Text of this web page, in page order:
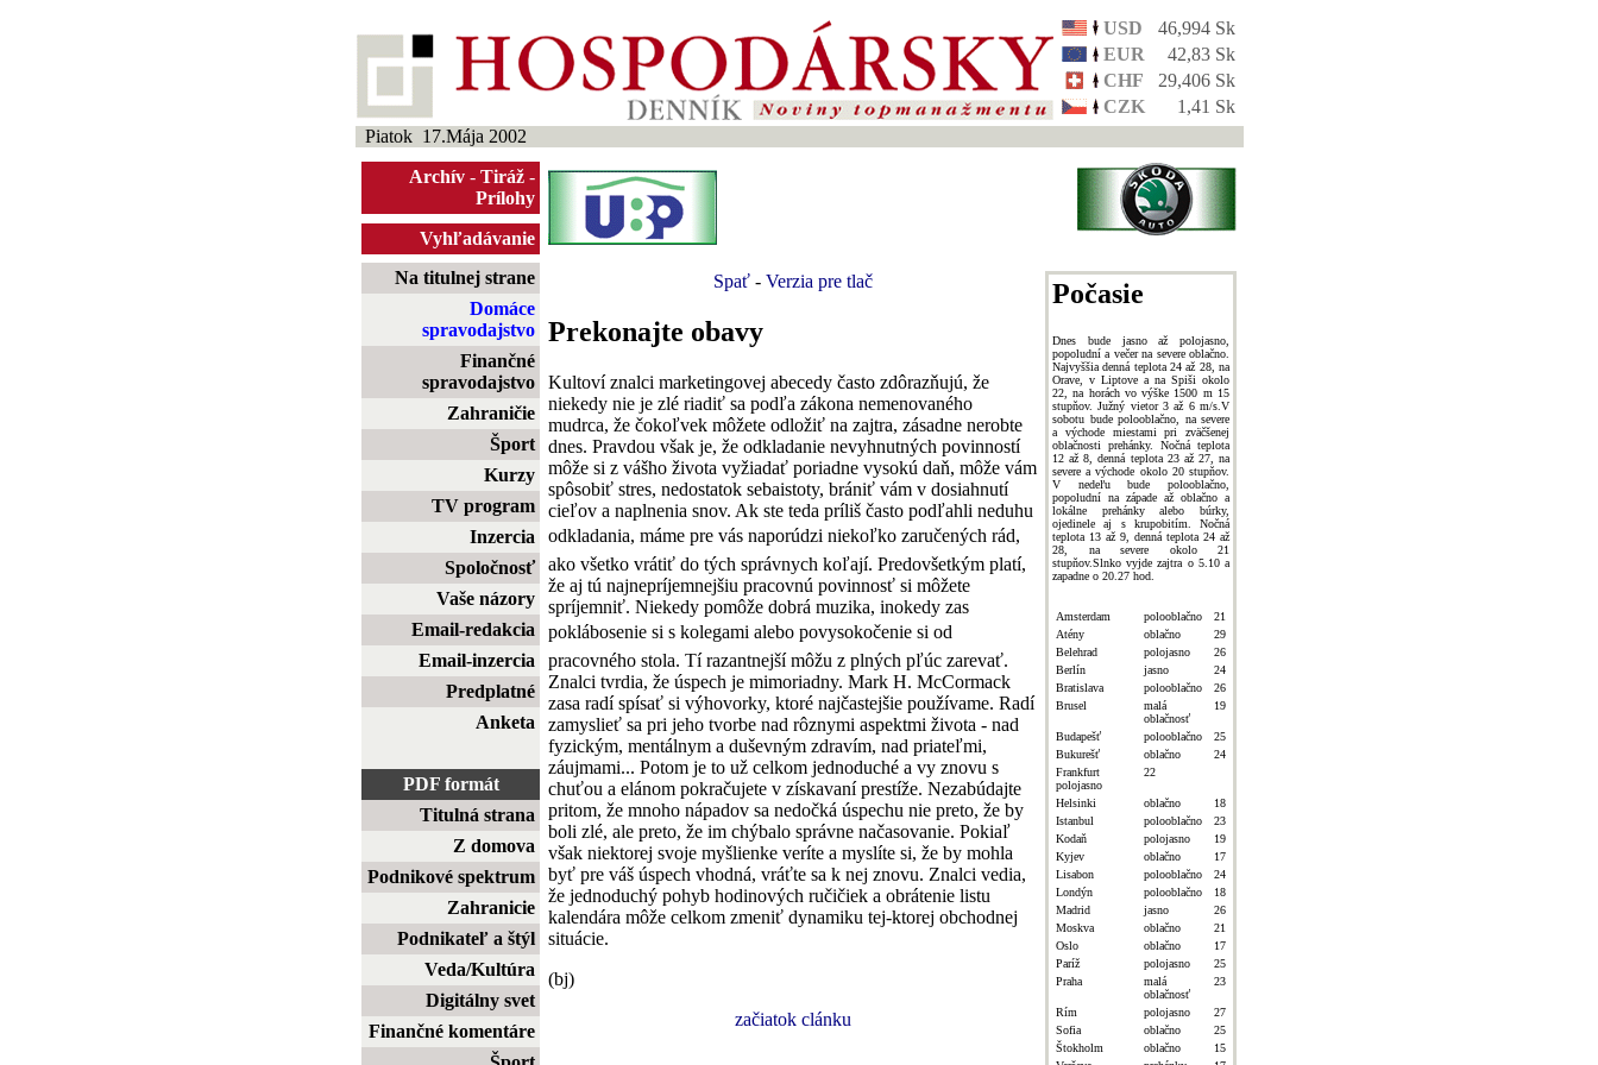
USD
46,994 Sk
EUR
42,83 Sk
CHF
29,406 Sk
CZK
1,41 Sk
Piatok 17.Mája 2002
Archív - Tiráž -
Prílohy
Vyhľadávanie
Na titulnej strane
Domáce
spravodajstvo
Finančné
spravodajstvo
Zahraničie
Šport
Kurzy
TV program
Inzercia
Spoločnosť
Vaše názory
Email-redakcia
Email-inzercia
Predplatné
Anketa
PDF formát
Titulná strana
Z domova
Podnikové spektrum
Zahranicie
Podnikateľ a štýl
Veda/Kultúra
Digitálny svet
Finančné komentáre
Spať- Verzia pre tlač
Prekonajte obavy
Kultoví znalci marketingovej abecedy často zdôrazňujú, že
niekedy nie je zlé riadiť sa podľa zákona nemenovaného
mudrca, že čokoľvek môžete odložiť na zajtra, zásadne nerobte
dnes. Pravdou však je, že odkladanie nevyhnutných povinností
môže si z vášho života vyžiadať poriadne vysokú daň, môže vám
spôsobiť stres, nedostatok sebaistoty, brániť vám v dosiahnutí
cieľov a naplnenia snov. Ak ste teda príliš často podľahli neduhu
odkladania, máme pre vás naporúdzi niekoľko zaručených rád,
ako všetko vrátiť do tých správnych koľají. Predovšetkým platí,
že aj tú najnepríjemnejšiu pracovnú povinnosť si môžete
spríjemniť. Niekedy pomôže dobrá muzika, inokedy zas
poklábosenie si s kolegami alebo povysokočenie si od
pracovného stola. Tí razantnejší môžu z plných pľúc zarevať.
Znalci tvrdia, že úspech je mimoriadny. Mark H. McCormack
zasa radí spísať si výhovorky, ktoré najčastejšie používame. Radí
zamyslieť sa pri jeho tvorbe nad rôznymi aspektmi života - nad
fyzickým, mentálnym a duševným zdravím, nad priateľmi,
záujmami... Potom je to už celkom jednoduché a vy znovu s
chuťou a elánom pokračujete v získavaní prestíže. Nezabúdajte
pritom, že mnoho nápadov sa nedočká úspechu nie preto, že by
boli zlé, ale preto, že im chýbalo správne načasovanie. Pokiaľ
však niektorej svoje myšlienke veríte a myslíte si, že by mohla
byť pre váš úspech vhodná, vráťte sa k nej znovu. Znalci vedia,
že jednoduchý pohyb hodinových ručičiek a obrátenie listu
kalendára môže celkom zmeniť dynamiku tej-ktorej obchodnej
situácie.
(bj)
začiatok clánku
Počasie
Dnes bude jasno až polojasno,
popoludní a večer na severe oblačno.
Najvyššia denná teplota 24 až 28, na
Orave, v Liptove a na Spiši okolo
22, na horách vo výške 1500 m 15
stupňov. Južný vietor 3 až 6 m/s.V
sobotu bude polooblačno, na severe
a východe miestami pri zväčšenej
oblačnosti prehánky. Nočná teplota
12 až 8, denná teplota 23 až 27, na
severe a východe okolo 20 stupňov.
V nedeľu bude polooblačno,
popoludní na západe až oblačno a
lokálne prehánky alebo búrky,
ojedinele aj s krupobitím. Nočná
teplota 13 až 9, denná teplota 24 až
28, na severe okolo 21
stupňov.Slnko vyjde zajtra o 5.10 a
zapadne o 20.27 hod.
Amsterdam polooblačno
21
Atény
oblačno
29
Belehrad
polojasno
26
Berlín
jasno
24
Bratislava
polooblačno
26
Brusel
malá
oblačnosť
19
Budapešť polooblačno
25
Bukurešť
oblačno
24
Frankfurt
polojasno
22
Helsinki oblačno
18
Istanbul
polooblačno
23
Kodaň
polojasno
19
Kyjev
oblačno
17
Lisabon
polooblačno
24
Londýn
polooblačno
18
Madrid
jasno
26
Moskva
oblačno
21
Oslo
oblačno
17
Paríž
polojasno
25
Praha
malá
oblačnosť
23
Rím polojasno
27
Sofia
oblačno
25
Štokholm
oblačno
15